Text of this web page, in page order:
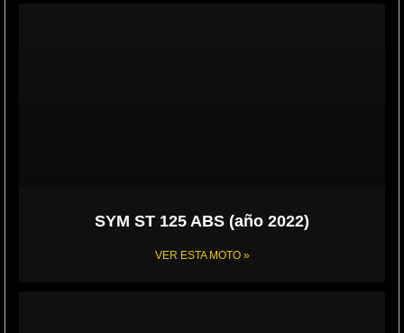
SYM ST 125 ABS (año 2022)
VER ESTA MOTO »